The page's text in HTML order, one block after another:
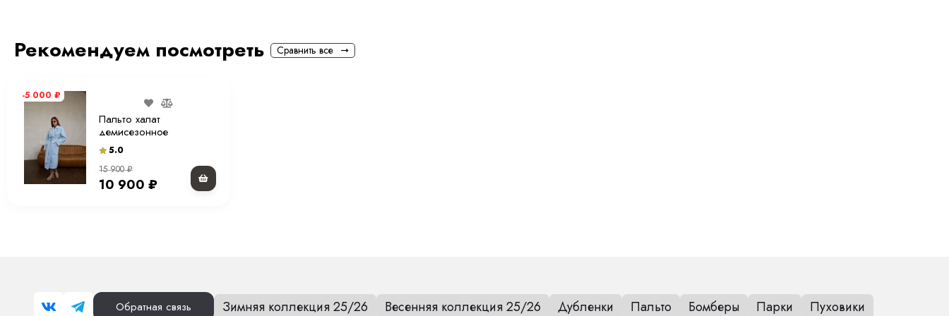
Рекомендуем посмотреть Сравнить все
-5 000 ₽
Пальто халат
демисезонное
бежевое(черное) 115
см.5.0
15 900₽
10 900₽
Обратная связь Зимняя коллекция 25/26 Весенняя коллекция 25/26 Дубленки Пальто Бомберы Парки Пуховики